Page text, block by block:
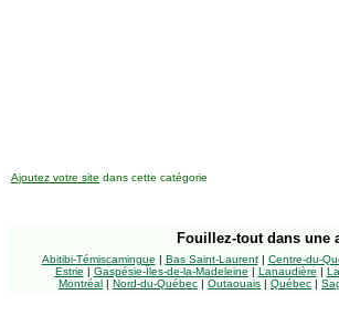
Ajoutez votre site dans cette catégorie
Fouillez-tout dans une
Abitibi-Témiscamingue | Bas Saint-Laurent| Centre-du-
Estrie | Gaspésie-Îles-de-la-Madeleine | Lanaudière |
Montréal | Nord-du-Québec | Outaouais | Québec |